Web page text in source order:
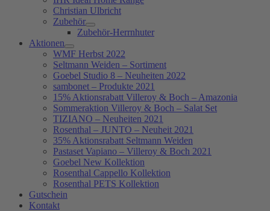
Christian Ulbricht
Zubehör
Zubehör-Herrnhuter
Aktionen
WMF Herbst 2022
Seltmann Weiden – Sortiment
Goebel Studio 8 – Neuheiten 2022
sambonet – Produkte 2021
15% Aktionsrabatt Villeroy & Boch – Amazonia
Sommeraktion Villeroy & Boch – Salat Set
TIZIANO – Neuheiten 2021
Rosenthal – JUNTO – Neuheit 2021
35% Aktionsrabatt Seltmann Weiden
Pastaset Vapiano – Villeroy & Boch 2021
Goebel New Kollektion
Rosenthal Cappello Kollektion
Rosenthal PETS Kollektion
Gutschein
Kontakt